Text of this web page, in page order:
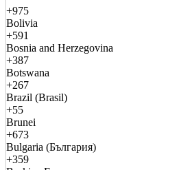
+975
Bolivia
+591
Bosnia and Herzegovina
+387
Botswana
+267
Brazil (Brasil)
+55
Brunei
+673
Bulgaria (България)
+359